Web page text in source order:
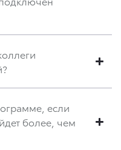
если
более, чем